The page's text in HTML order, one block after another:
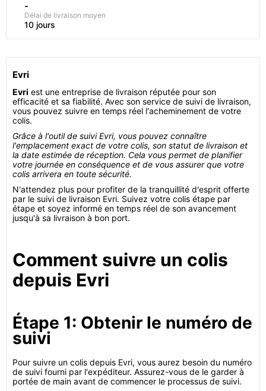
-
Délai de livraison moyen
10 jours
Evri
Evri est une entreprise de livraison réputée pour son
efficacité et sa fiabilité. Avec son service de suivi de livraison,
vous pouvez suivre en temps réel l'acheminement de votre
colis.
Grâce à l'outil de suivi Evri, vous pouvez connaître
l'emplacement exact de votre colis, son statut de livraison et
la date estimée de réception. Cela vous permet de planifier
votre journée en conséquence et de vous assurer que votre
colis arrivera en toute sécurité.
N'attendez plus pour profiter de la tranquillité d'esprit offerte
par le suivi de livraison Evri. Suivez votre colis étape par
étape et soyez informé en temps réel de son avancement
jusqu'à sa livraison à bon port.
Comment suivre un colis
depuis Evri
Étape 1: Obtenir le numéro de
suivi
Pour suivre un colis depuis Evri, vous aurez besoin du numéro
de suivi fourni par l'expéditeur. Assurez-vous de le garder à
portée de main avant de commencer le processus de suivi.